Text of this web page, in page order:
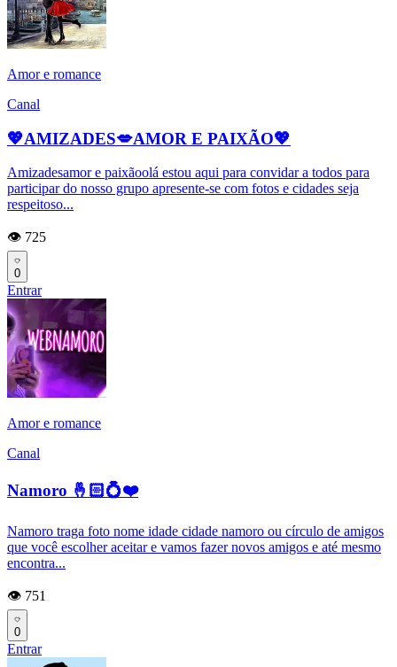
Amor e romance
Canal
💖AMIZADES💋AMOR E PAIXÃO💖
Amizadesamor e paixãoolá estou aqui para convidar a todos para
participar do nosso grupo apresente-se com fotos e cidades seja
respeitoso...
👁️ 725
0
Entrar
Amor e romance
Canal
Namoro 🤞🏻💍❤️
Namoro traga foto nome idade cidade namoro ou círculo de amigos
que você escolher aceitar e vamos fazer novos amigos e até mesmo
encontra...
👁️ 751
0
Entrar